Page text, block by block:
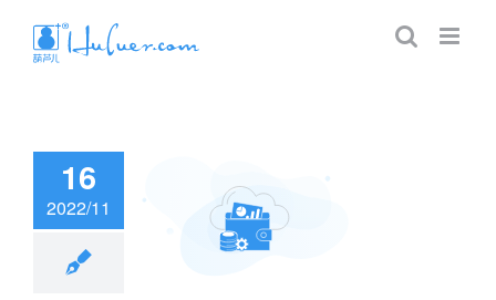
16
2022/11
之π-Disk派
密码键盘